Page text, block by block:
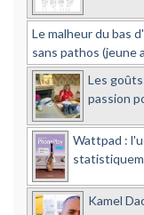
Le malheur du bas
sans pathos
Les
passion
Wattpad :
Kamel